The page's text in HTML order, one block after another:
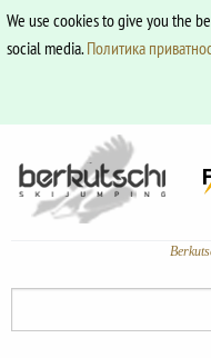
We use cookies to give you the
social media.Политика